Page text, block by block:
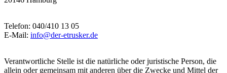
Telefon: 040/410 13 05
E-Mail: info@der-etrusker.de
Verantwortliche Stelle ist die natürliche oder juristische Person, die
allein oder gemeinsam mit anderen über die Zwecke und Mittel der